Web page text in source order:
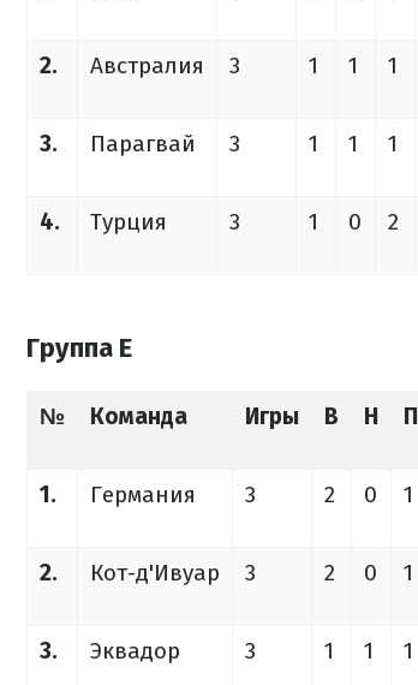
2. Австралия 3 1 1 1
3. Парагвай 3 1 1 1
4. Турция 3 1 0 2
Группа E
№ Команда Игры В Н П
1. Германия 3 2 0 1
2. Кот-д'Ивуар 3 2 0 1
3. Эквадор 3 1 1 1